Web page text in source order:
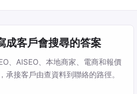
成客戶會搜尋的答案
、AISEO、本地商家、電商和報價
承接客戶由查資料到聯絡的路徑。